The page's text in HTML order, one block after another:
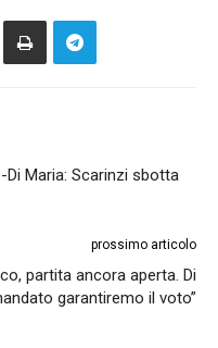
Di Maria: Scarinzi sbotta
prossimo articolo
partita ancora aperta. Di
garantiremo il voto”